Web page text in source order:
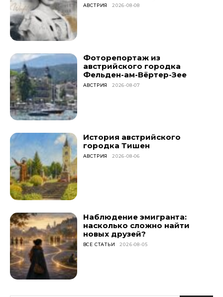
АВСТРИЯ 2026-08-08
Фоторепортаж из
австрийского городка
Фельден-ам-Вёртер-Зее
АВСТРИЯ 2026-08-07
История австрийского
городка Тишен
АВСТРИЯ 2026-08-06
Наблюдение эмигранта:
насколько сложно найти
новых друзей?
ВСЕ СТАТЬИ 2026-08-05